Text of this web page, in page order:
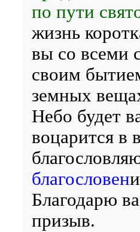
по пути
жизнь
вы со всеми
своим
земных
Небо будет
воцарится в
благословен
Благодарю
призыв.